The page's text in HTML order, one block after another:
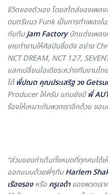
ชีวิตของตัวเอง โดยสไตล์ของเพลง
ดนตรีแนวFunkเป็นการทำเพลงใ
กับทีมJam Factory นักแต่งเพลง
เคยทำงานให้ศิลปินชื่อดัง อย่าง
NCT DREAM, NCT 127,
แลกเปลี่ยนไอเดียระหว่างทีมงานไ
ได้พี่ปณต คุณประเสริฐ วง
Producerให้ครับ แถมยังมีพี่
ร้องให้เหมาะกับพวกเราอีกด้วย ข
“ส่วนของท่าเต้นทั้งหมดที่ทุกคนได้เ
ออกแบบด้วยพี่ๆทีมHarlem
เรืองรองหรือ ครูเจด้าของพวกเรา